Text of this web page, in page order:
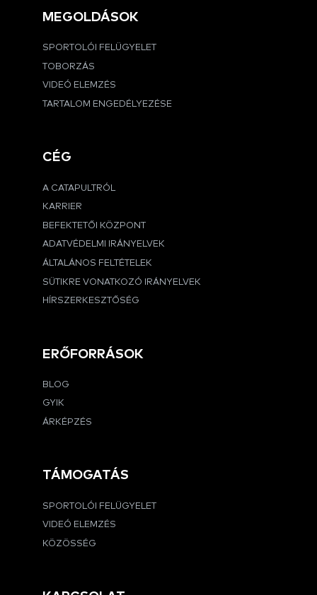
MEGOLDÁSOK
SPORTOLÓI FELÜGYELET
TOBORZÁS
VIDEÓ ELEMZÉS
TARTALOM ENGEDÉLYEZÉSE
CÉG
A CATAPULTRÓL
KARRIER
BEFEKTETŐI KÖZPONT
ADATVÉDELMI IRÁNYELVEK
ÁLTALÁNOS FELTÉTELEK
SÜTIKRE VONATKOZÓ IRÁNYELVEK
HÍRSZERKESZTŐSÉG
ERŐFORRÁSOK
BLOG
GYIK
ÁRKÉPZÉS
TÁMOGATÁS
SPORTOLÓI FELÜGYELET
VIDEÓ ELEMZÉS
KÖZÖSSÉG